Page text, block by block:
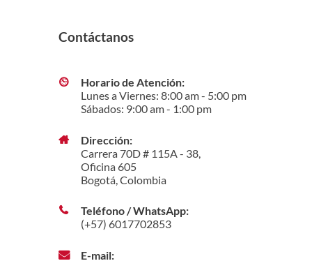
Contáctanos
Horario de Atención:
Lunes a Viernes: 8:00 am - 5:00 pm
Sábados: 9:00 am - 1:00 pm
Dirección:
Carrera 70D # 115A - 38,
Oficina 605
Bogotá, Colombia
Teléfono / WhatsApp:
(+57) 6017702853
E-mail: